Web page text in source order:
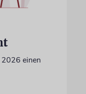
einen